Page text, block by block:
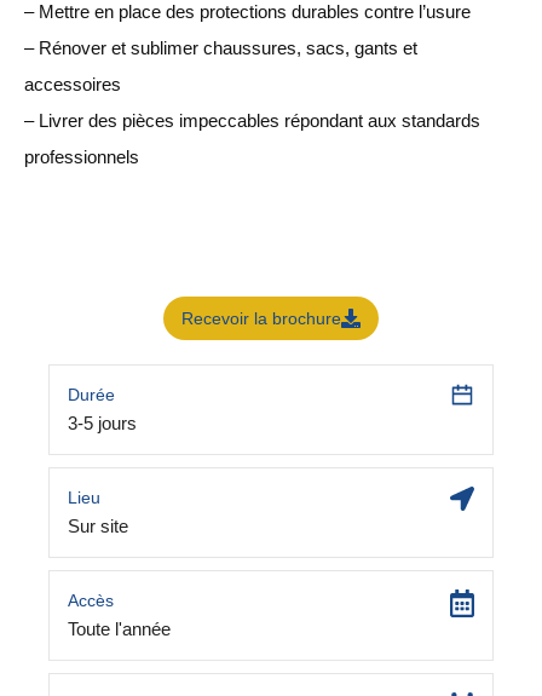
– Mettre en place des protections durables contre l’usure
– Rénover et sublimer chaussures, sacs, gants et
accessoires
– Livrer des pièces impeccables répondant aux standards
professionnels
Recevoir la brochure
Durée
3-5 jours
Lieu
Sur site
Accès
Toute l'année